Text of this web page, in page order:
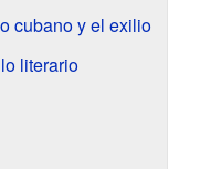
cubano y el exilio
literario